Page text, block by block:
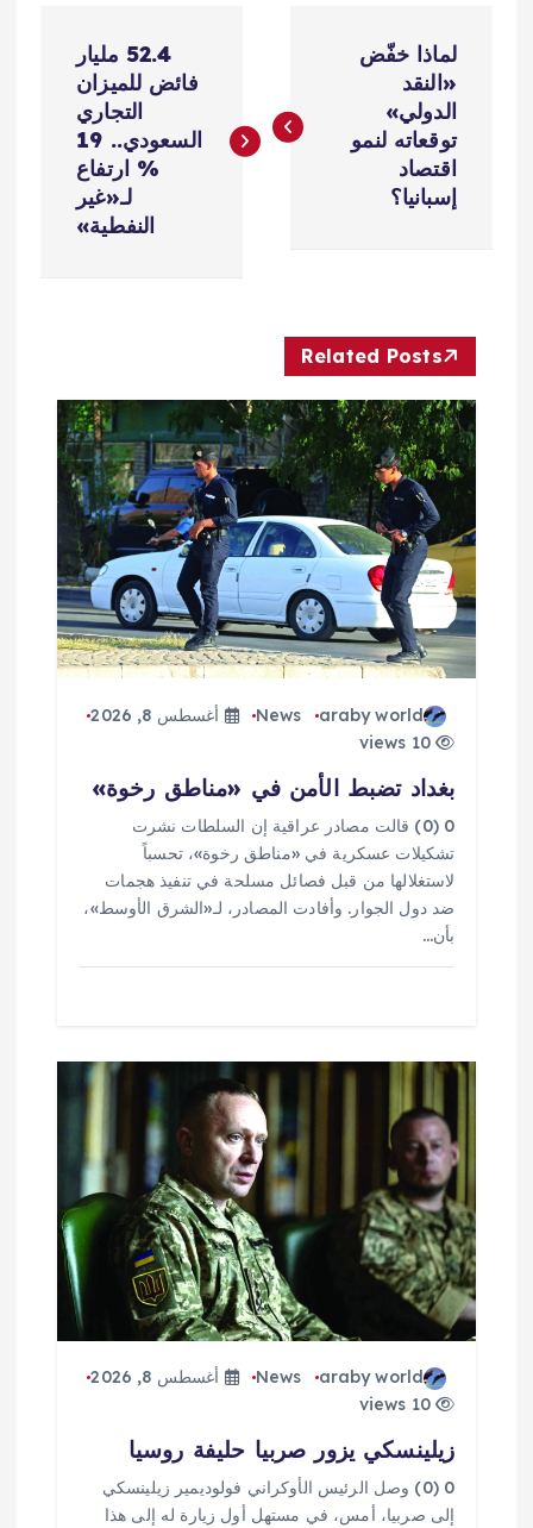
ص
م
ق
ت
لماذا خفّض
«النقد
الدولي»
توقعاته لنمو
اقتصاد
إسبانيا؟
52.4 مليار
فائض للميزان
التجاري
السعودي.. 19
% ارتفاع
لـ«غير
النفطية»
Related Posts
araby world
News
أغسطس 8, 2026
10 views
بغداد تضبط الأمن في «مناطق رخوة»
0 (0) قالت مصادر عراقية إن السلطات نشرت
تشكيلات عسكرية في «مناطق رخوة»، تحسباً
لاستغلالها من قبل فصائل مسلحة في تنفيذ هجمات
ضد دول الجوار. وأفادت المصادر، لـ«الشرق الأوسط»،
بأن…
araby world
News
أغسطس 8, 2026
10 views
زيلينسكي يزور صربيا حليفة روسيا
0 (0) وصل الرئيس الأوكراني فولوديمير زيلينسكي
إلى صربيا، أمس، في مستهل أول زيارة له إلى هذا